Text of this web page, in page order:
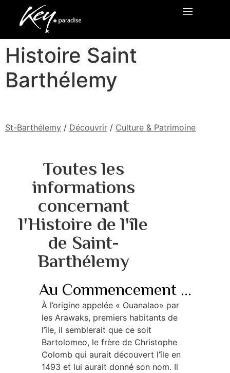
Histoire Saint
Barthélemy
St-Barthélemy / Découvrir / Culture & Patrimoine
Toutes les
informations
concernant
l'Histoire de l'île
de Saint-
Barthélemy
Au Commencement ...
À l’origine appelée « Ouanalao» par
les Arawaks, premiers habitants de
l’île, il semblerait que ce soit
Bartolomeo, le frère de Christophe
Colomb qui aurait découvert l’île en
1493 et lui aurait donné son nom. Il